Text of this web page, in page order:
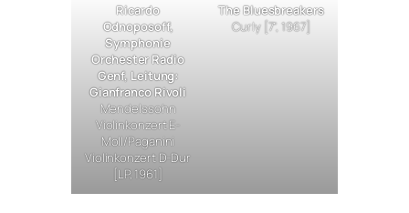
Ricardo
Odnoposoff,
Symphonie
Orchester Radio
Genf, Leitung:
Gianfranco Rivoli
Mendelssohn
Violinkonzert E-
Moll/Paganini
Violinkonzert D-Dur
[LP, 1961]
The Bluesbreakers
Curly[7”, 1967]